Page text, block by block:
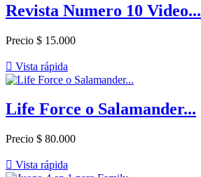
Revista Numero 10 Video...
Precio $ 15.000
 Vista rápida
Life Force o Salamander...
Precio $ 80.000
 Vista rápida